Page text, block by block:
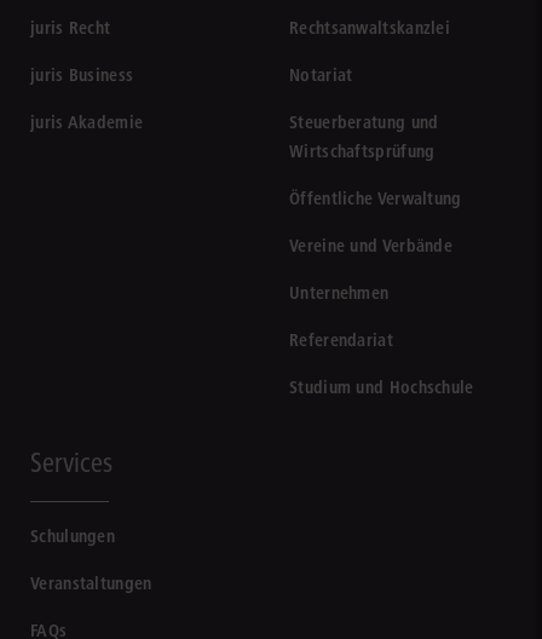
juris Recht
juris Business
juris Akademie
Rechtsanwaltskanzlei
Notariat
Steuerberatung und
Wirtschaftsprüfung
Öffentliche Verwaltung
Vereine und Verbände
Unternehmen
Referendariat
Studium und Hochschule
Services
Schulungen
Veranstaltungen
FAQs